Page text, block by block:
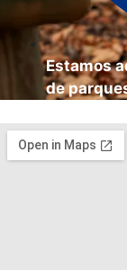
Estamos
de